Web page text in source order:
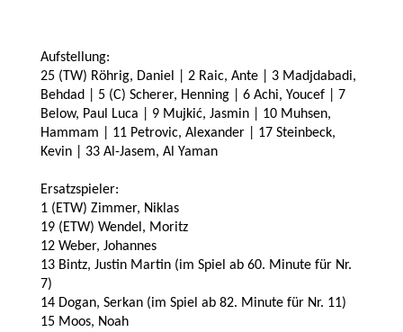
Aufstellung:
25 (TW) Röhrig, Daniel | 2 Raic, Ante | 3 Madjdabadi,
Behdad | 5 (C) Scherer, Henning | 6 Achi, Youcef | 7
Below, Paul Luca | 9 Mujkić, Jasmin | 10 Muhsen,
Hammam | 11 Petrovic, Alexander | 17 Steinbeck,
Kevin | 33 Al-Jasem, Al Yaman
Ersatzspieler:
1 (ETW) Zimmer, Niklas
19 (ETW) Wendel, Moritz
12 Weber, Johannes
13 Bintz, Justin Martin (im Spiel ab 60. Minute für Nr.
7)
14 Dogan, Serkan (im Spiel ab 82. Minute für Nr. 11)
15 Moos, Noah